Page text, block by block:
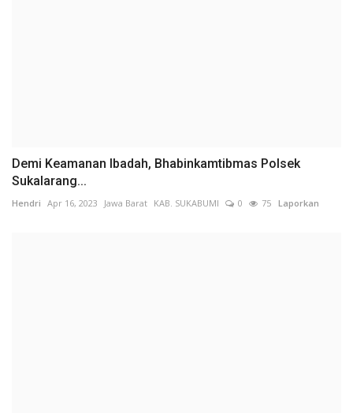
Demi Keamanan Ibadah, Bhabinkamtibmas Polsek
Sukalarang...
Hendri Apr 16, 2023 Jawa Barat KAB. SUKABUMI 0 75 Laporkan